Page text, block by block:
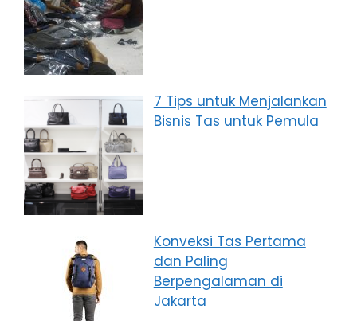
7 Tips untuk Menjalankan
Bisnis Tas untuk Pemula
Konveksi Tas Pertama
dan Paling
Berpengalaman di
Jakarta